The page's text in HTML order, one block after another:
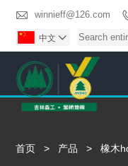
 winnieff@126.com
中文 
首页 > 产品 > 橡木